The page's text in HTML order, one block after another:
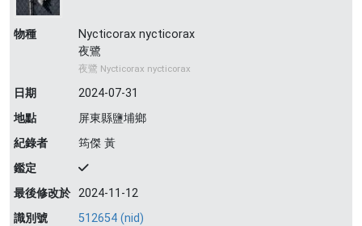
物種
Nycticorax nycticorax
夜鷺
夜鷺 Nycticorax nycticorax
日期
2024-07-31
地點
屏東縣鹽埔鄉
紀錄者
筠傑 黃
鑑定
最後修改於 2024-11-12
識別號
512654 (nid)